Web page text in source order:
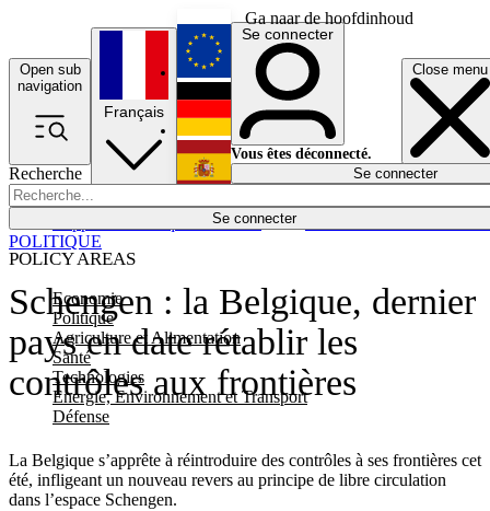
Ga naar de hoofdinhoud
Open sub
navigation
Close menu
Recherche
Se connecter
POLICY AREAS
Economie
Politique
Agriculture et Alimentation
Santé
Technologies
Energie, Environnement et Transport
Défense
Économie
Français
English
Deutsch
Español
Se connecter
Vous êtes déconnecté.
Se connecter
Schengen : la Belgique, dernier
pays en date rétablir les
contrôles aux frontières
La Belgique s’apprête à réintroduire des contrôles à ses frontières cet
été, infligeant un nouveau revers au principe de libre circulation
dans l’espace Schengen.
POLITIQUE